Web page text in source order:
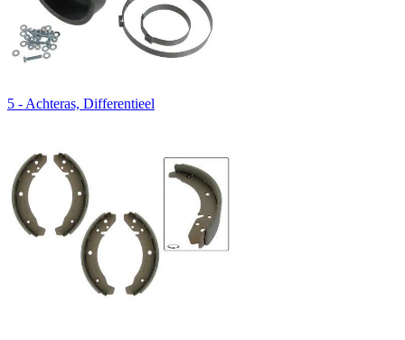
5 - Achteras, Differentieel